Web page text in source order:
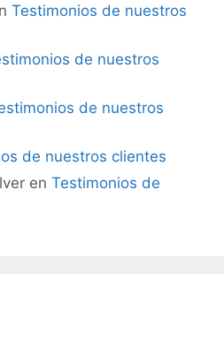
Testimonios de nuestros
de nuestros
de nuestros
de nuestros clientes
en Testimonios de